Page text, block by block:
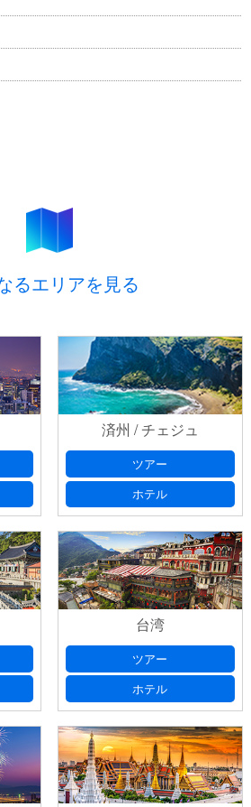
るエリアを見る
済州 / チェジュ
ツアー
ホテル
台湾
ツアー
ホテル